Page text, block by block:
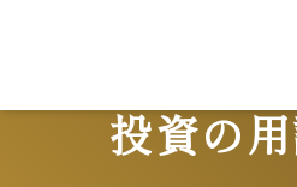
投資の